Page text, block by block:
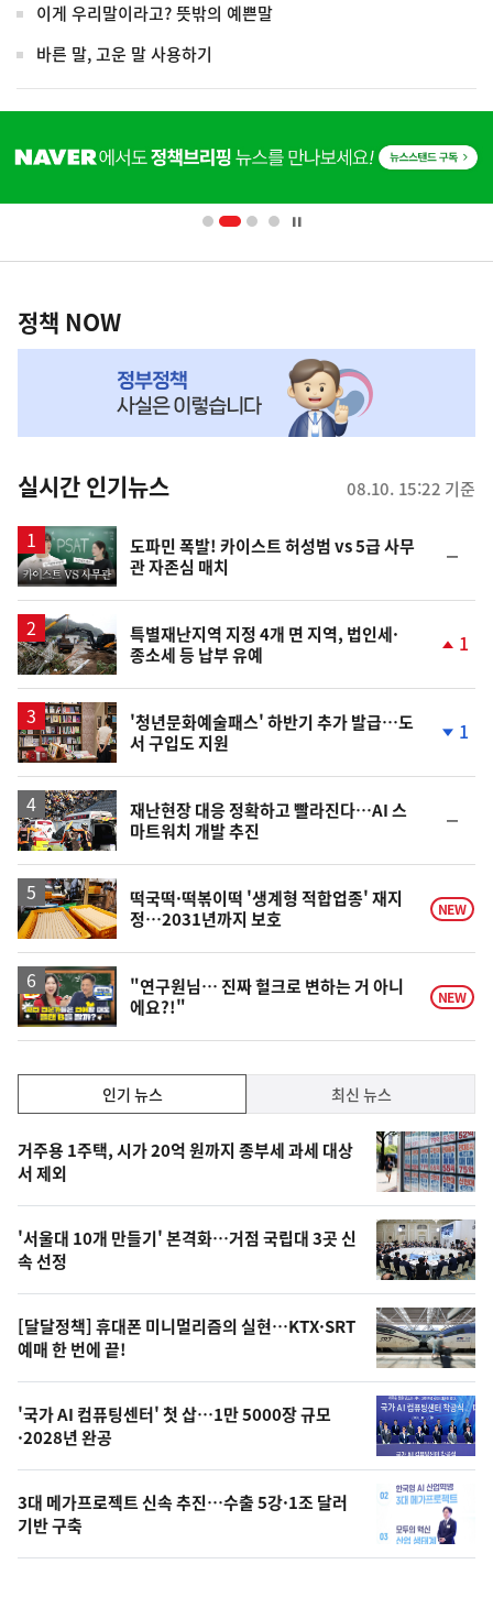
이게 우리말이라고? 뜻밖의 예쁜말
바른 말, 고운 말 사용하기
단
배
영
책
NOW,
뉴
스
정책 NOW
실시간 인기뉴스 08.10. 15:22 기준
영
상
도파민 폭발! 카이스트 허성범 vs 5급 사무
관 자존심 매치
일
특별재난지역 지정 4개 면 지역, 법인세·
종소세 등 납부 유예
1
'청년문화예술패스' 하반기 추가 발급…도
서 구입도 지원
1
재난현장 대응 정확하고 빨라진다…AI 스
마트워치 개발 추진
일
떡국떡·떡볶이떡 '생계형 적합업종' 재지
정…2031년까지 보호
NEW
영
상
"연구원님… 진짜 헐크로 변하는 거 아니
에요?!"
NEW
기,
최
신,
오
늘
의
영
상
오
늘
사
진
인기 뉴스 최신 뉴스
기
뉴
스
거주용 1주택, 시가 20억 원까지 종부세 과세 대상
서 제외
'서울대 10개 만들기' 본격화…거점 국립대 3곳 신
속 선정
[달달정책] 휴대폰 미니멀리즘의 실현…KTX·SRT
예매 한 번에 끝!
'국가 AI 컴퓨팅센터' 첫 삽…1만 5000장 규모
·2028년 완공
3대 메가프로젝트 신속 추진…수출 5강·1조 달러
기반 구축